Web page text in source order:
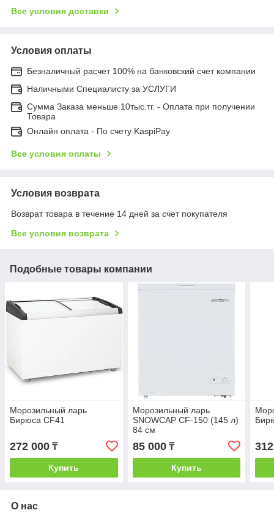
Все условия доставки
Условия оплаты
Безналичный расчет 100% на банковский счет компании
Наличными Специалисту за УСЛУГИ
Сумма Заказа меньше 10тыс.тг. - Оплата при получении
Товара
Онлайн оплата - По счету KaspiPay
Все условия оплаты
Условия возврата
Возврат товара в течение 14 дней за счет покупателя
Все условия возврата
Подобные товары компании
Морозильный ларь
Бирюса CF41
272 000 ₸
Купить
Морозильный ларь
SNOWCAP CF-150 (145 л)
84 см
85 000₸
Купить
О нас